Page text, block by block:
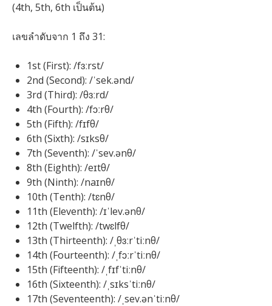
(4th, 5th, 6th เป็นต้น)
เลขลำดับจาก 1 ถึง 31:
1st (First): /fɜːrst/
2nd (Second): /ˈsek.ənd/
3rd (Third): /θɜːrd/
4th (Fourth): /fɔːrθ/
5th (Fifth): /fɪfθ/
6th (Sixth): /sɪksθ/
7th (Seventh): /ˈsev.ənθ/
8th (Eighth): /eɪtθ/
9th (Ninth): /naɪnθ/
10th (Tenth): /tɛnθ/
11th (Eleventh): /ɪˈlev.ənθ/
12th (Twelfth): /twɛlfθ/
13th (Thirteenth): /ˌθɜːrˈtiːnθ/
14th (Fourteenth): /ˌfɔːrˈtiːnθ/
15th (Fifteenth): /ˌfɪfˈtiːnθ/
16th (Sixteenth): /ˌsɪksˈtiːnθ/
17th (Seventeenth): /ˌsev.ənˈtiːnθ/